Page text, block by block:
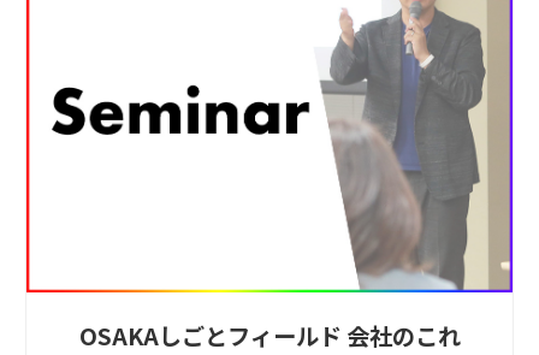
OSAKAしごとフィールド 会社のこれ